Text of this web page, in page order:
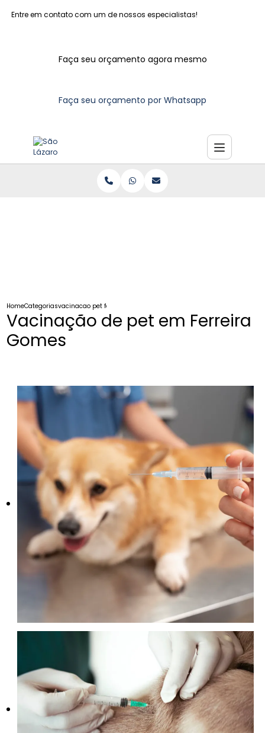
Entre em contato com um de nossos especialistas!
Faça seu orçamento agora mesmo
Faça seu orçamento por Whatsapp
HomeCategoriasvacinacao pet ferreira gomes
Vacinação de pet em Ferreira
Gomes